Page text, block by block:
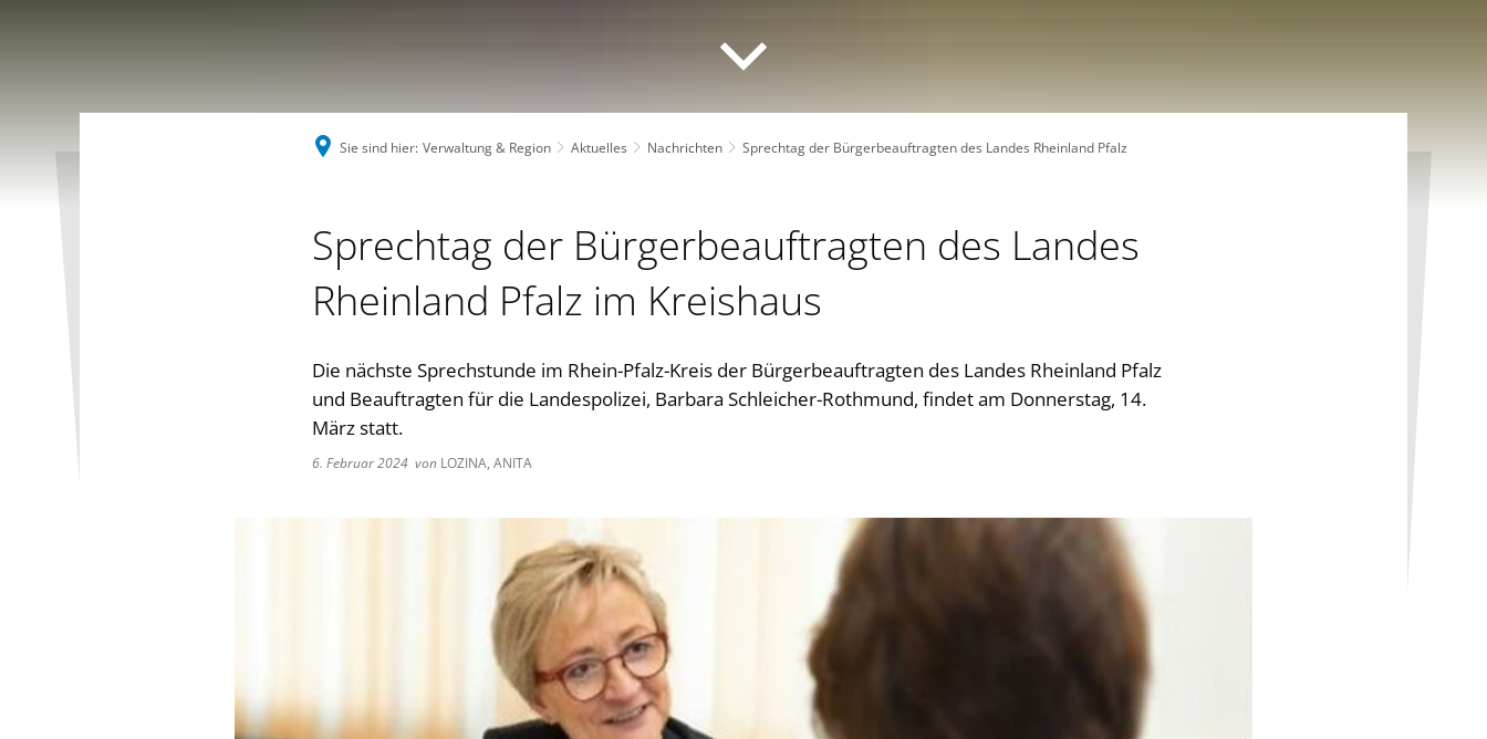
Sie sind hier: Verwaltung & Region Aktuelles Nachrichten Sprechtag der Bürgerbeauftragten des Landes Rheinland Pfalz
Sprechtag der Bürgerbeauftragten des Landes
Rheinland Pfalz im Kreishaus
Die nächste Sprechstunde im Rhein-Pfalz-Kreis der Bürgerbeauftragten des Landes Rheinland Pfalz
und Beauftragten für die Landespolizei, Barbara Schleicher-Rothmund, findet am Donnerstag, 14.
März statt.
6. Februar 2024 von LOZINA, ANITA